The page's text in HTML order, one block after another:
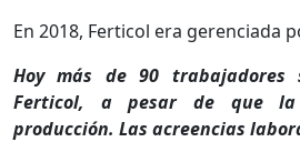
En 2018, Ferticol era gerenciada
Hoy más de 90 trabajadores
Ferticol, a pesar de que
producción. Las acreencias